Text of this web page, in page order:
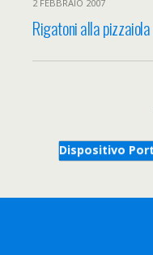
2 FEBBRAIO 2007
Rigatoni alla pizzaiola
Dispositivo